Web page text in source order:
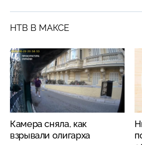
НТВ В МАКСЕ
Камера сняла, как
взрывали олигарха